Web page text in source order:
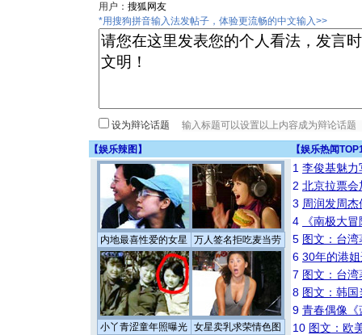
用户：
*用搜狗拼音输入法发帖子，体验更流畅的中文输入>>
设为辩论话题
【娱乐辣图 】 【娱乐热闻
内地最喜性爱的女星 万人签名拒吃麦当劳
小丫青涩童年照曝光 女星卖乳求荣情色图
1 李俊基魅力
2 北京拉票
3 周润发周
4
《南极大
5 图文：台
6 30年的港
7 图文：台
8 图文：韩
9 青春偶像《
10 图文：欧